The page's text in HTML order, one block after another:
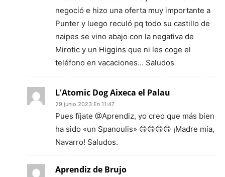
negoció e hizo una oferta muy importante a
Punter y luego reculó pq todo su castillo de
naipes se vino abajo con la negativa de
Mirotic y un Higgins que ni les coge el
teléfono en vacaciones… Saludos
L'Atomic Dog Aixeca el Palau
29 junio 2023 En 11:47
Pues fíjate @Aprendiz, yo creo que más bien
ha sido «un Spanoulis» 🙃🙃🙃🙃 ¡Madre mía,
Navarro! Saludos.
Aprendiz de Brujo